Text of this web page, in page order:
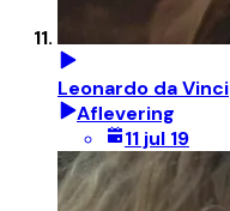
Leonardo da Vinci
Aflevering
11 jul 19